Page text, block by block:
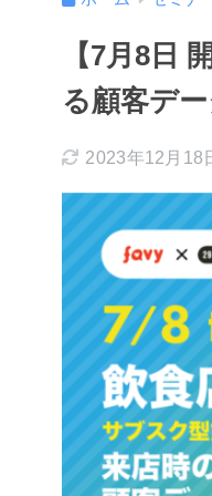
【7月8日
る顧客デ
2023年12月18